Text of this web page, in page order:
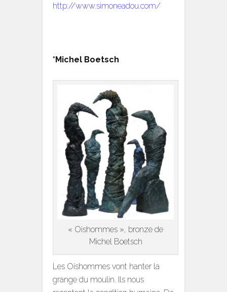
http://www.simoneadou.com/
*Michel Boetsch
« Oishommes », bronze de
Michel Boetsch
Les Oishommes vont hanter la
grange du moulin. Ils nous